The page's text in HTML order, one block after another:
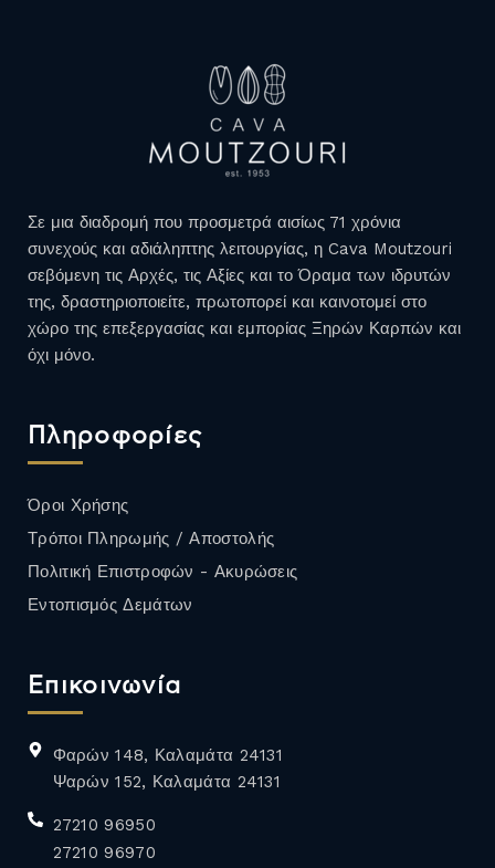
Σε μια διαδρομή που προσμετρά αισίως 71 χρόνια
συνεχούς και αδιάληπτης λειτουργίας, η Cava Moutzouri
σεβόμενη τις Αρχές, τις Αξίες και το Όραμα των ιδρυτών
της, δραστηριοποιείτε, πρωτοπορεί και καινοτομεί στο
χώρο της επεξεργασίας και εμπορίας Ξηρών Καρπών και
όχι μόνο.
Πληροφορίες
Όροι Χρήσης
Τρόποι Πληρωμής / Αποστολής
Πολιτική Επιστροφών - Ακυρώσεις
Εντοπισμός Δεμάτων
Επικοινωνία
Φαρών 148, Καλαμάτα 24131
Ψαρών 152, Καλαμάτα 24131
27210 96950
27210 96970